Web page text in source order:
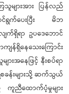
များအား ပြန်လည်
ရွက်ပေးပြီး မိဘ
က်ရှိရာ ဥပဒေဘောင်
ျန်ရှိနေသေးကြောင်း
းအနေဖြင့် နီးစပ်ရာ
ရဲစခန်းများသို့ ဆက်သွယ်
ညီထောက်ပံ့မှုများ